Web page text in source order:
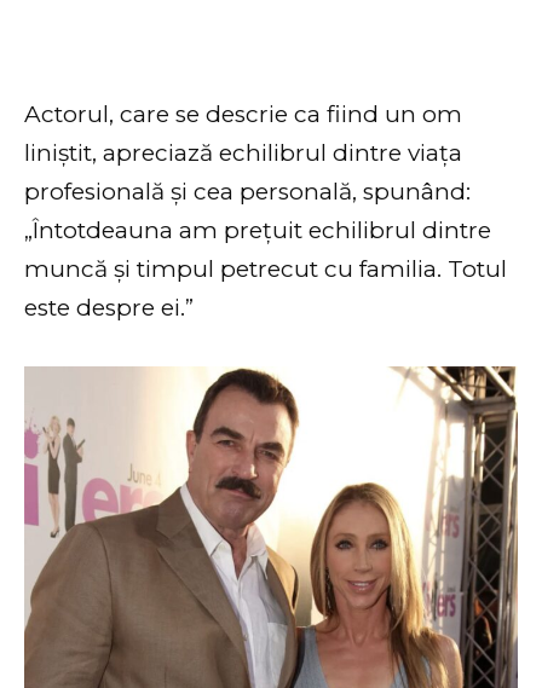
Actorul, care se descrie ca fiind un om
liniștit, apreciază echilibrul dintre viața
profesională și cea personală, spunând:
„Întotdeauna am prețuit echilibrul dintre
muncă și timpul petrecut cu familia. Totul
este despre ei.”